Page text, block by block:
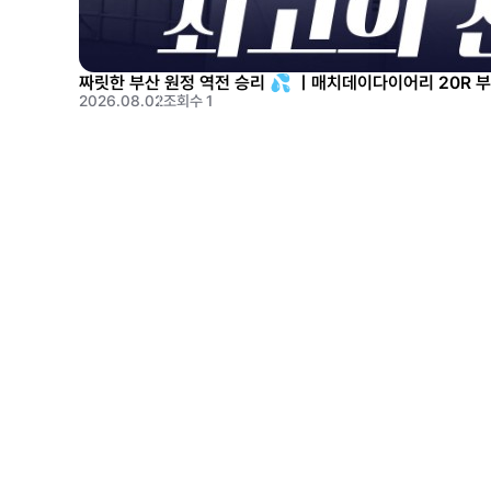
짜릿한 부산 원정 역전 승리 💦 ㅣ매치데이다이어리 20R
2026.08.02조회수 1